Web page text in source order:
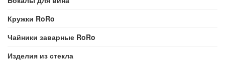
Кружки RoRo
Чайники заварные RoRo
Изделия из стекла